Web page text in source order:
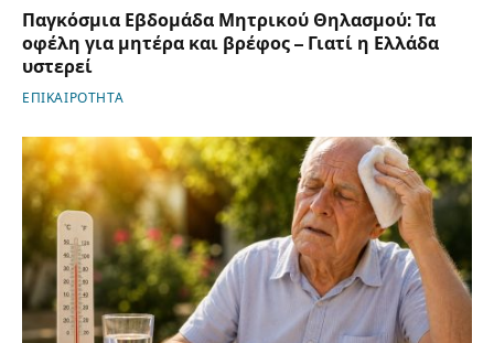
Παγκόσμια Εβδομάδα Μητρικού Θηλασμού: Τα
οφέλη για μητέρα και βρέφος – Γιατί η Ελλάδα
υστερεί
ΕΠΙΚΑΙΡΟΤΗΤΑ